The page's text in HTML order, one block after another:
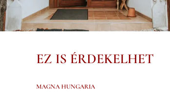
EZ IS ÉRDEKELHET
MAGNA HUNGARIA